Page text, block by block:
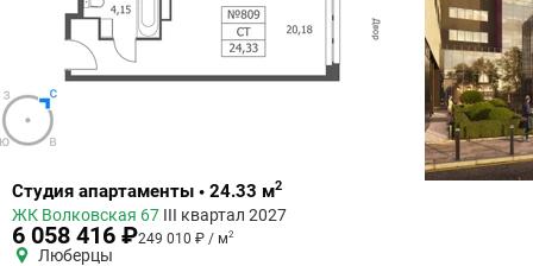
Ссылка
квартиру
Студия апартаменты • 24.33 м2
ЖК Волковская 67 III квартал 2027
6 058 416 ₽249 010 ₽ / м2
Люберцы